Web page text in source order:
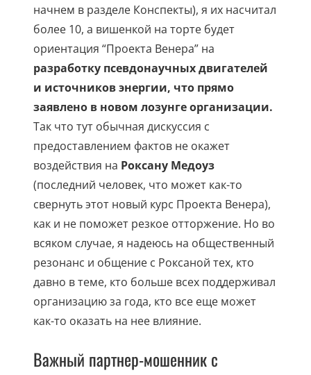
начнем в разделе Конспекты), я их насчитал
более 10, а вишенкой на торте будет
ориентация “Проекта Венера” на
разработку псевдонаучных двигателей
и источников энергии, что прямо
заявлено в новом лозунге организации.
Так что тут обычная дискуссия с
предоставлением фактов не окажет
воздействия на Роксану Медоуз
(последний человек, что может как-то
свернуть этот новый курс Проекта Венера),
как и не поможет резкое отторжение. Но во
всяком случае, я надеюсь на общественный
резонанс и общение с Роксаной тех, кто
давно в теме, кто больше всех поддерживал
организацию за года, кто все еще может
как-то оказать на нее влияние.
Важный партнер-мошенник с